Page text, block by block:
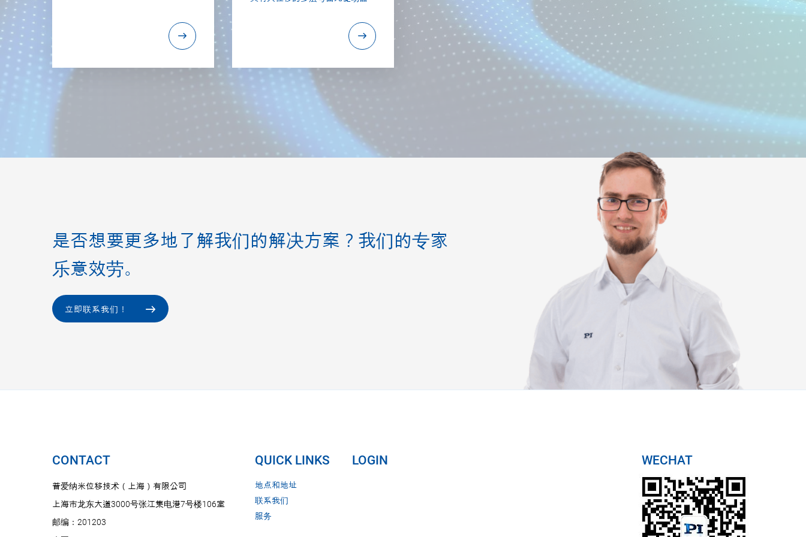
是否想要更多地了解我们的解决方案？我们的专家
乐意效劳。
立即联系我们！
CONTACT
普爱纳米位移技术（上海）有限公司
上海市龙东大道3000号张江集电港7号楼106室
邮编：201203
QUICK LINKS
地点和地址
联系我们
服务
LOGIN WECHAT